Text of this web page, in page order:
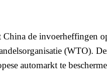
(WTO).
automarkt te